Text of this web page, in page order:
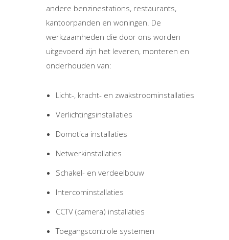
andere benzinestations, restaurants,
kantoorpanden en woningen. De
werkzaamheden die door ons worden
uitgevoerd zijn het leveren, monteren en
onderhouden van:
Licht-, kracht- en zwakstroominstallaties
Verlichtingsinstallaties
Domotica installaties
Netwerkinstallaties
Schakel- en verdeelbouw
Intercominstallaties
CCTV (camera) installaties
Toegangscontrole systemen